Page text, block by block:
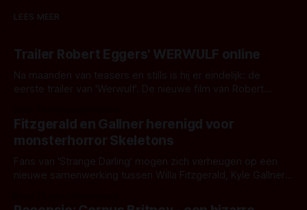
LEES MEER
Trailer Robert Eggers' WERWULF online
Na maanden van teasers en stills is hij er eindelijk: de
eerste trailer van 'Werwulf'. De nieuwe film van Robert
kille stijl vol folklore en mythe. Het topic deze keer is (kon
het het al raden?)... de weerwolf. Kijk je mee?
Fitzgerald en Gallner herenigd voor
monsterhorror Skeletons
Fans van 'Strange Darling' mogen zich verheugen op een
nieuwe samenwerking tussen Willa Fitzgerald, Kyle Gallner
'Skeletons', een nieuwe creature feature waarvoor de